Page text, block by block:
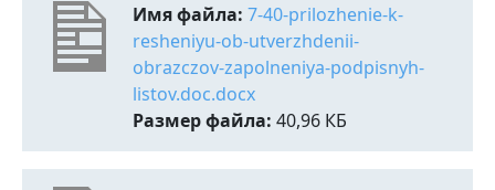
Имя файла: 7-40-prilozhenie-k-
resheniyu-ob-utverzhdenii-
obrazczov-zapolneniya-podpisnyh-
listov.doc.docx
Размер файла: 40,96 КБ